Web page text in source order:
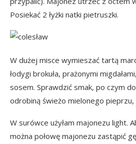
Posiekać 2 łyżki natki pietruszki.
W dużej misce wymieszać tartą
łodygi brokuła, prażonymi
sosem. Sprawdzić smak, po czym
odrobiną świeżo mielonego
W surówce użyłam majonezu light.
można połowę majonezu zastąpić